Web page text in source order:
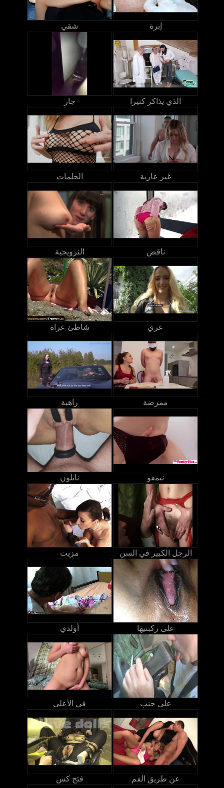
شقي إبرة
جار الذي يذاكر كثيرا
الحلمات غير عارية
النرويجية ناقص
شاطئ عراة عري
راهبة ممرضة
نايلون نيمفو
مزيت الرجل الكبير في السن
أولدي على ركبتيها
في الأعلى على جنب
فتح كس عن طريق الفم